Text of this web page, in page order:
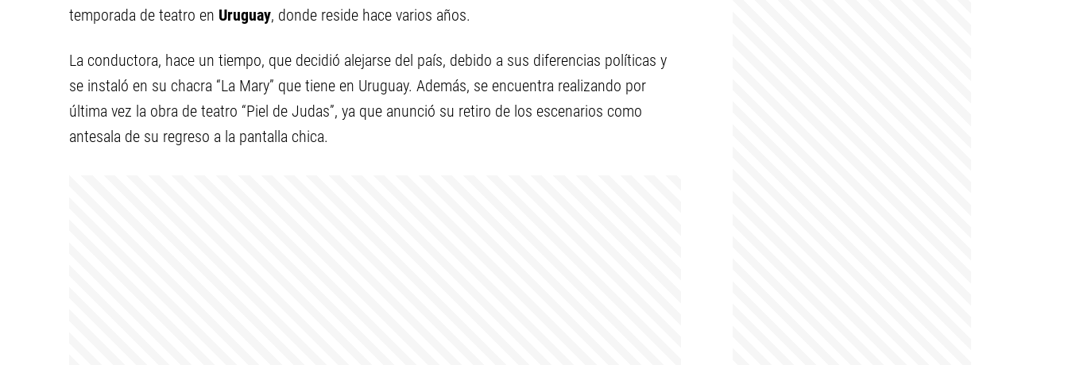
temporada de teatro en Uruguay, donde reside hace varios años.
La conductora, hace un tiempo, que decidió alejarse del país, debido a sus diferencias políticas y
se instaló en su chacra “La Mary” que tiene en Uruguay. Además, se encuentra realizando por
última vez la obra de teatro “Piel de Judas”, ya que anunció su retiro de los escenarios como
antesala de su regreso a la pantalla chica.